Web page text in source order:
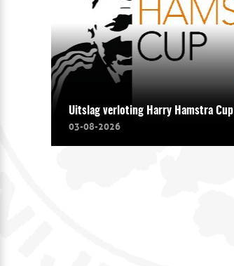
Uitslag verloting Harry Hamstra Cup
03-08-2026